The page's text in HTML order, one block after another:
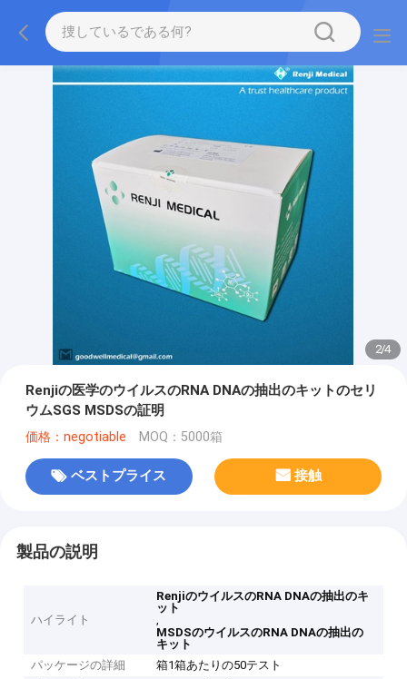
2/4
Renjiの医学のウイルスのRNA DNAの抽出のキットのセリ
ウムSGS MSDSの証明
価格：negotiable MOQ：5000箱
ベストプライス 接触
製品の説明
ハイライト
RenjiのウイルスのRNA DNAの抽出のキ
ット
,
MSDSのウイルスのRNA DNAの抽出の
キット
パッケージの詳細
箱1箱あたりの50テスト